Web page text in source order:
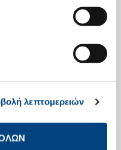
λεπτομερειών